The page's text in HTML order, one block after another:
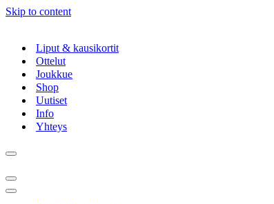
Skip to content
Liput & kausikortit
Ottelut
Joukkue
Shop
Uutiset
Info
Yhteys
Navigation
Navigation
Menu
Navigation